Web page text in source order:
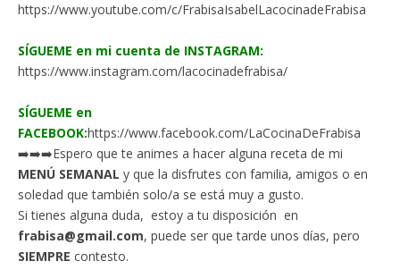
https://www.youtube.com/c/FrabisaIsabelLacocinadeFrabisa
SÍGUEME en mi cuenta de INSTAGRAM:
https://www.instagram.com/lacocinadefrabisa/
SÍGUEME en
FACEBOOK:https://www.facebook.com/LaCocinaDeFrabisa
➡️➡️➡️Espero que te animes a hacer alguna receta de mi
MENÚ SEMANAL y que la disfrutes con familia, amigos o en
soledad que también solo/a se está muy a gusto.
Si tienes alguna duda, estoy a tu disposición en
frabisa@gmail.com, puede ser que tarde unos días, pero
SIEMPRE contesto.